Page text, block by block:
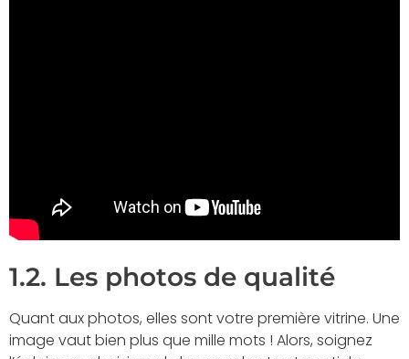
1.2. Les photos de qualité
Quant aux photos, elles sont votre première vitrine. Une
image vaut bien plus que mille mots ! Alors, soignez